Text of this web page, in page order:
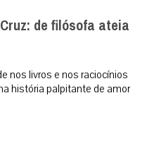
de filósofa ateia
nos livros e nos raciocínios
história palpitante de amor